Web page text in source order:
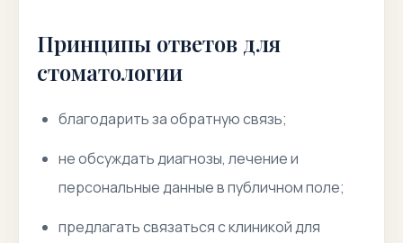
Принципы ответов для
стоматологии
благодарить за обратную связь;
не обсуждать диагнозы, лечение и
персональные данные в публичном поле;
предлагать связаться с клиникой для